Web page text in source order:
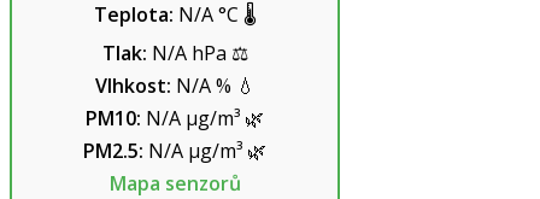
Teplota: N/A°C 🌡️
Tlak: N/AhPa ⚖️
Vlhkost: N/A% 💧
PM10: N/A µg/m³ 🌿
PM2.5: N/A µg/m³ 🌿
Mapa senzorů